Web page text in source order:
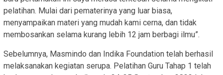
pelatihan. Mulai dari pematerinya yang luar biasa,
menyampaikan materi yang mudah kami cerna, dan tidak
membosankan selama kurang lebih 12 jam berbagi ilmu”.
Sebelumnya, Masmindo dan Indika Foundation telah berhasil
melaksanakan kegiatan serupa. Pelatihan Guru Tahap 1 telah